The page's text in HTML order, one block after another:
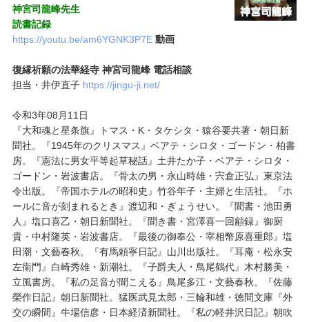
神宮司龍峰先生
読書記録
https://youtu.be/am6YGNK3P7E 動画
復縁祈願の法華経寺 神宮司龍峰 電話相談
担当・井伊直子 https://jingu-ji.net/
令和3年08月11日
『大和魂と星条旗』トマス・K・タケシタ・猿谷要共著・朝日新
聞社。『1945年のクリスマス』ベアテ・シロタ・ゴードン・柏書
房。『憲法に男女平等起草秘話』土井たか子・ベアテ・シロタ・
ゴードン・岩波書店。『骨太の男・永山時雄・宍倉正弘』東京法
令出版。『帝国ホテルの昭和史』竹谷年子・主婦と生活社。『ホ
ールに音が刻まれるとき』渡辺和・ぎょうせい。『聞書・池田勇
人』塩口喜乙・朝日新聞社。『聞き書・宮澤喜一回顧録』御厨
貴・中村隆英・岩波書店。『最後の御奉公・宰相幣原喜重郎』塩
田潮・文藝春秋。『有馬頼寧日記』山川出版社。『耳庵・松永安
左衛門』白崎秀雄・新潮社。『子爵夫人・鳥尾鶴代』木村勝美・
立風書房。『私の足音が聞こえる』鳥尾多江・文藝春秋。『佐藤
榮作日記』朝日新聞社。猛医武見太郎・三輪和雄・徳間文庫『外
交の瞬間』牛場信彦・日本経済新聞社。『私の軽井沢日記』朝吹